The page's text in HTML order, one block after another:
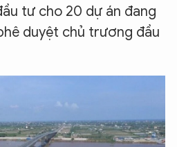
tư cho 20 dự án đang
duyệt chủ trương đầu